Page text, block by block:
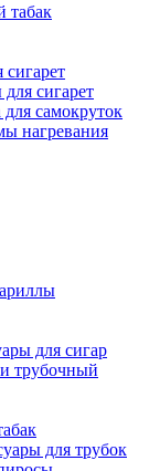
табак
сигарет
сигарет
для самокруток
нагревания
для сигар
трубочный
для трубок